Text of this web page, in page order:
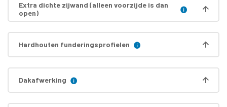
Extra dichte zijwand (alleen voorzijde is dan
open)
Hardhouten funderingsprofielen
Dakafwerking